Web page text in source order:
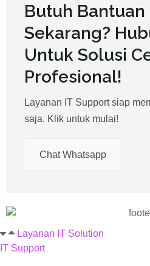
Butuh Bantuan
Sekarang?
Untuk Solusi
Profesional!
Layanan IT Support siap
saja. Klik untuk mulai!
Chat Whatsapp
Layanan IT Solution
IT Support